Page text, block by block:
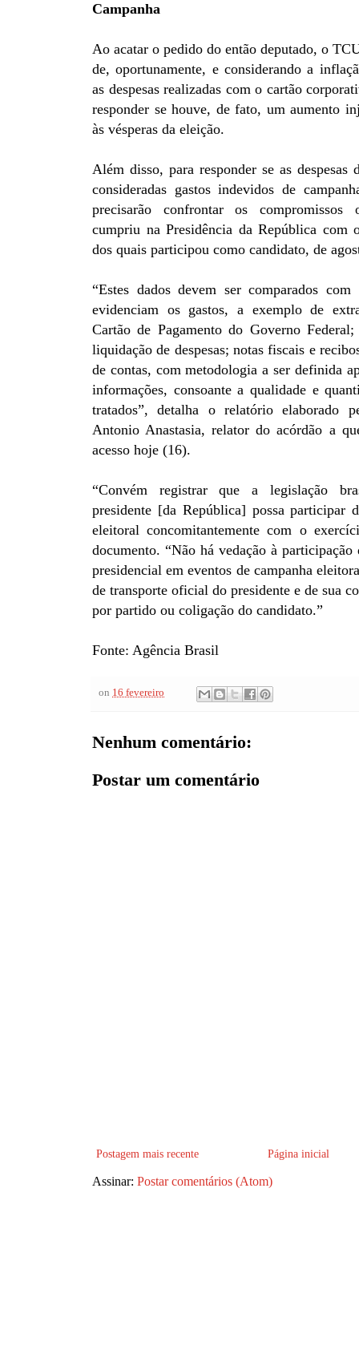
Campanha
Ao acatar o pedido do então deputado, o
de, oportunamente, e considerando a
as despesas realizadas com o cartão
responder se houve, de fato, um aumento
às vésperas da eleição.
Além disso, para responder se as despesas
consideradas gastos indevidos de
precisarão confrontar os compromissos
cumpriu na Presidência da República com
dos quais participou como candidato, de
“Estes dados devem ser comparados
evidenciam os gastos, a exemplo de
Cartão de Pagamento do Governo
liquidação de despesas; notas fiscais e
de contas, com metodologia a ser definida
informações, consoante a qualidade e
tratados”, detalha o relatório elaborado
Antonio Anastasia, relator do acórdão a
acesso hoje (16).
“Convém registrar que a legislação
presidente [da República] possa participar
eleitoral concomitantemente com o
documento. “Não há vedação à
presidencial em eventos de campanha
de transporte oficial do presidente e de sua
por partido ou coligação do candidato.”
Fonte: Agência Brasil
on 16 fevereiro
Nenhum comentário:
Postar um comentário
Postagem mais recente Página inicial
Assinar: Postar comentários (Atom)